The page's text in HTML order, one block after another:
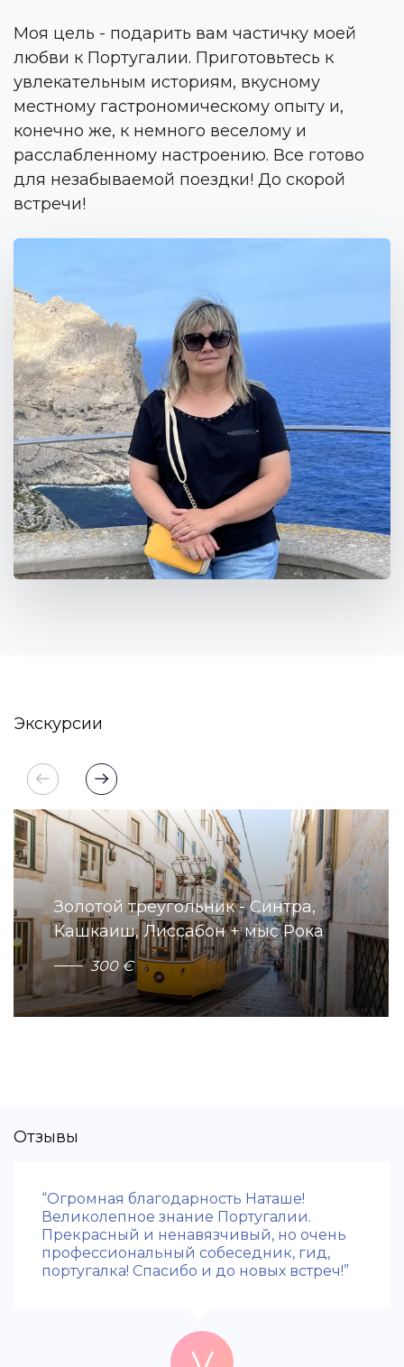
Моя цель - подарить вам частичку моей
любви к Португалии. Приготовьтесь к
увлекательным историям, вкусному
местному гастрономическому опыту и,
конечно же, к немного веселому и
расслабленному настроению. Все готово
для незабываемой поездки! До скорой
встречи!
Экскурсии
Золотой треугольник - Синтра,
Кашкаиш, Лиссабон + мыс Рока
300 €
Отзывы
“Огромная благодарность Наташе!
Великолепное знание Португалии.
Прекрасный и ненавязчивый, но очень
профессиональный собеседник, гид,
португалка! Спасибо и до новых встреч!”